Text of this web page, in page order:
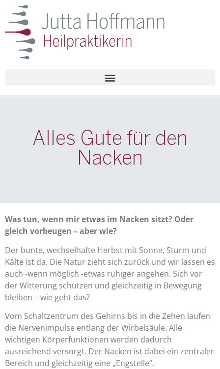
Alles Gute für den
Nacken
Was tun, wenn mir etwas im Nacken sitzt? Oder
gleich vorbeugen – aber wie?
Der bunte, wechselhafte Herbst mit Sonne, Sturm und
Kälte ist da. Die Natur zieht sich zurück und wir lassen es
auch -wenn möglich -etwas ruhiger angehen. Sich vor
der Witterung schützen und gleichzeitig in Bewegung
bleiben – wie geht das?
Vom Schaltzentrum des Gehirns bis in die Zehen laufen
die Nervenimpulse entlang der Wirbelsäule. Alle
wichtigen Körperfunktionen werden dadurch
ausreichend versorgt. Der Nacken ist dabei ein zentraler
Bereich und gleichzeitig eine „Engstelle“.